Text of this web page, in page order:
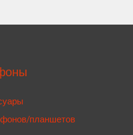
планшетов